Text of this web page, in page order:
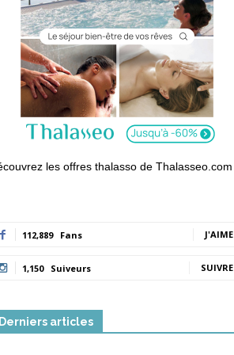
les offres thalasso de Thalasseo.com
112,889 Fans J'AIME
1,150 Suiveurs SUIVRE
articles